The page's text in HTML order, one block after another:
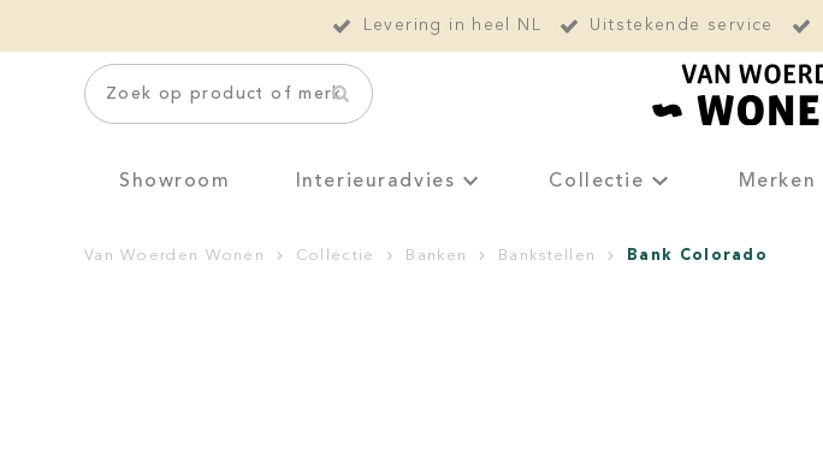
Levering in heel NL Uitstekende service
Zoek op product of merk
Showroom Interieuradvies Collectie Merken
Van Woerden Wonen Collectie Banken Bankstellen Bank Colorado